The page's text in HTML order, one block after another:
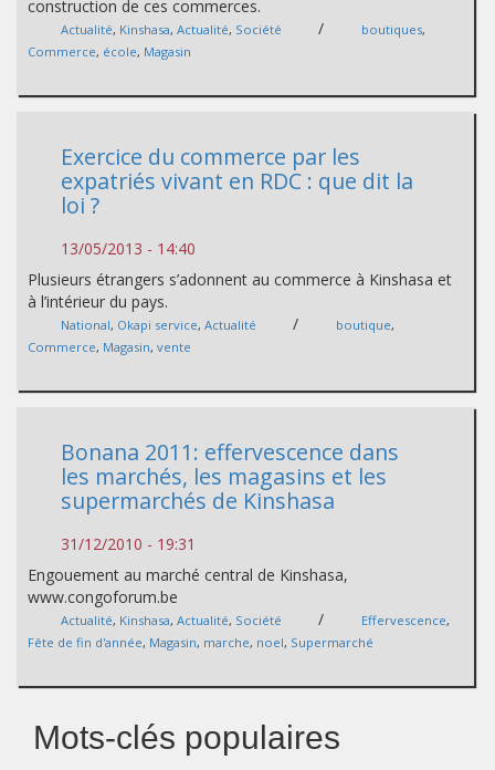
construction de ces commerces.
Actualité, Kinshasa, Actualité, Société / boutiques,
Commerce, école, Magasin
Exercice du commerce par les
expatriés vivant en RDC : que dit la
loi ?
13/05/2013 - 14:40
Plusieurs étrangers s’adonnent au commerce à Kinshasa et
à l’intérieur du pays.
National, Okapi service, Actualité / boutique,
Commerce, Magasin, vente
Bonana 2011: effervescence dans
les marchés, les magasins et les
supermarchés de Kinshasa
31/12/2010 - 19:31
Engouement au marché central de Kinshasa,
www.congoforum.be
Actualité, Kinshasa, Actualité, Société / Effervescence,
Fête de fin d'année, Magasin, marche, noel, Supermarché
Mots-clés populaires